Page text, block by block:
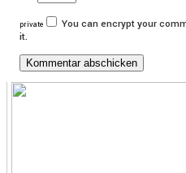
private
You can encrypt your
it.